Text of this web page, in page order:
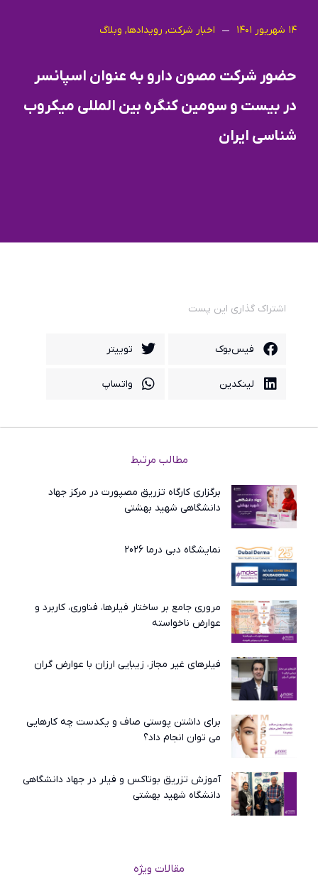
۱۴ شهریور ۱۴۰۱ اخبار شرکت, رویدادها, وبلاگ
حضور شركت مصون دارو به عنوان اسپانسر
در بيست و سومين كنگره بين المللي ميكروب
شناسي ايران
اشتراک گذاری این پست
فیس‌بوک توییتر
لینکدین واتساپ
مطالب مرتبط
برگزاری کارگاه تزریق مصپورت در مرکز جهاد
دانشگاهی شهید بهشتی
نمایشگاه دبی درما 2026
مروری جامع بر ساختار فیلرها، فناوری، کاربرد و
عوارض ناخواسته
فیلرهای غیر مجاز، زیبایی ارزان با عوارض گران
برای داشتن پوستی صاف و یکدست چه کارهایی
می توان انجام داد؟
آموزش تزریق بوتاکس و فیلر در جهاد دانشگاهی
دانشگاه شهید بهشتی
مقالات ویژه